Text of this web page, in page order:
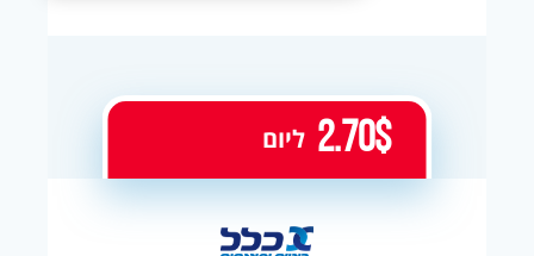
2.70$ ליום